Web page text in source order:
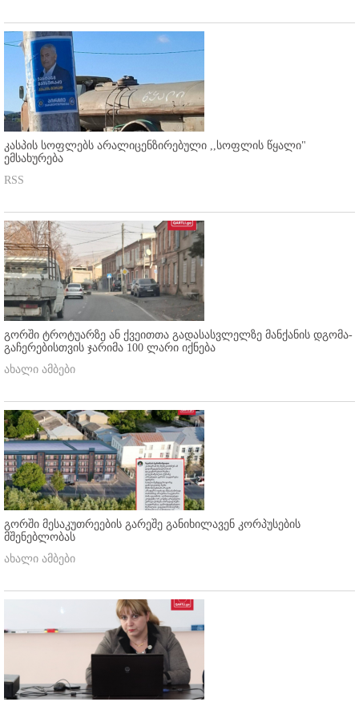
კასპის სოფლებს არალიცენზირებული ,,სოფლის წყალი"
ემსახურება
RSS
გორში ტროტუარზე ან ქვეითთა გადასასვლელზე მანქანის დგომა-
გაჩერებისთვის ჯარიმა 100 ლარი იქნება
ახალი ამბები
გორში მესაკუთრეების გარეშე განიხილავენ კორპუსების
მშენებლობას
ახალი ამბები